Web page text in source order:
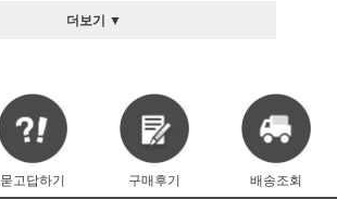
더보기 ▼
묻고답하기 구매후기 배송조회